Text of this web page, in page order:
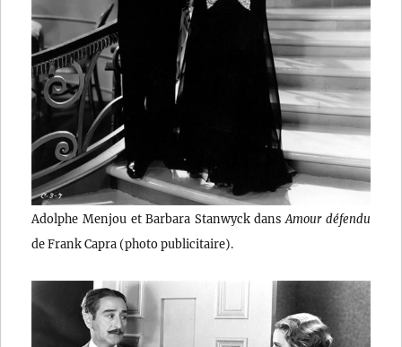
Adolphe Menjou et Barbara Stanwyck dansAmour défendu
de Frank Capra (photo publicitaire).